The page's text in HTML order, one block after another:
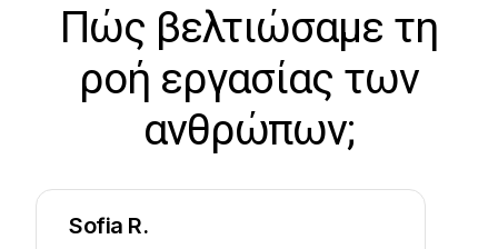
Πώς βελτιώσαμε τη
ροή εργασίας των
ανθρώπων;
Sofia R.